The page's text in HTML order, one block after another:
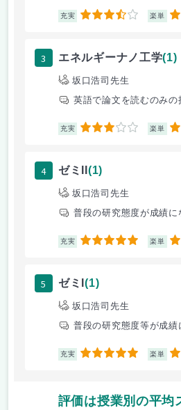
充実 3.5 楽単
3 エネルギーナノ工学(1)
坂口浩司先生
英語で論文を読むのみの
充実 3 楽単 4
4 ゼミII (1)
坂口浩司先生
普段の研究態度が成績に
充実 5 楽単 3
5 ゼミI(1)
坂口浩司先生
普段の研究態度等が成績
充実 5 楽単 3
評価は授業別の平均